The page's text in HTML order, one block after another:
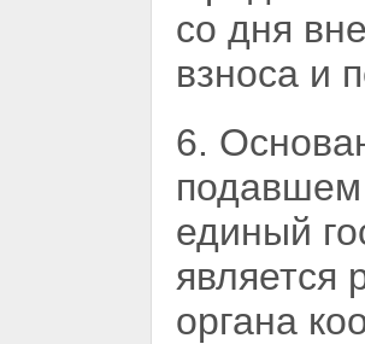
со дня
взноса и
6.
единый
является
органа